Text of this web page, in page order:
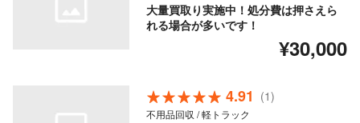
大量買取り実施中！処分費は押さえら
れる場合が多いです！
¥30,000
4.91 (1)
不用品回収 / 軽トラック